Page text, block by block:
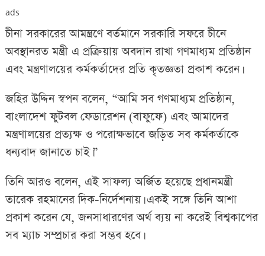
ads
চীনা সরকারের আমন্ত্রণে বর্তমানে সরকারি সফরে চীনে
অবস্থানরত মন্ত্রী এ প্রক্রিয়ায় অবদান রাখা গণমাধ্যম প্রতিষ্ঠান
এবং মন্ত্রণালয়ের কর্মকর্তাদের প্রতি কৃতজ্ঞতা প্রকাশ করেন।
জহির উদ্দিন স্বপন বলেন, “আমি সব গণমাধ্যম প্রতিষ্ঠান,
বাংলাদেশ ফুটবল ফেডারেশন (বাফুফে) এবং আমাদের
মন্ত্রণালয়ের প্রত্যক্ষ ও পরোক্ষভাবে জড়িত সব কর্মকর্তাকে
ধন্যবাদ জানাতে চাই।”
তিনি আরও বলেন, এই সাফল্য অর্জিত হয়েছে প্রধানমন্ত্রী
তারেক রহমানের দিক-নির্দেশনায়। একই সঙ্গে তিনি আশা
প্রকাশ করেন যে, জনসাধারণের অর্থ ব্যয় না করেই বিশ্বকাপের
সব ম্যাচ সম্প্রচার করা সম্ভব হবে।